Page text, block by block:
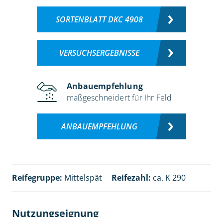
SORTENBLATT DKC 4908
VERSUCHSERGEBNISSE
Anbauempfehlung
maßgeschneidert für Ihr Feld
ANBAUEMPFEHLUNG
Reifegruppe: Mittelspät Reifezahl: ca. K 290
Nutzungseignung